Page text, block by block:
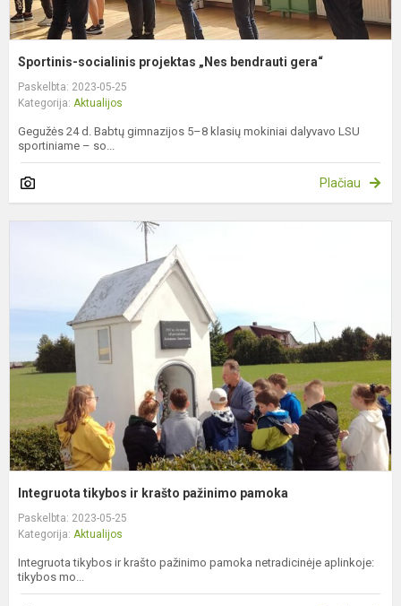
Sportinis-socialinis projektas „Nes bendrauti gera“
Paskelbta: 2023-05-25
Kategorija: Aktualijos
Gegužės 24 d. Babtų gimnazijos 5–8 klasių mokiniai dalyvavo LSU
sportiniame – so...
Plačiau
Integruota tikybos ir krašto pažinimo pamoka
Paskelbta: 2023-05-25
Kategorija: Aktualijos
Integruota tikybos ir krašto pažinimo pamoka netradicinėje aplinkoje:
tikybos mo...